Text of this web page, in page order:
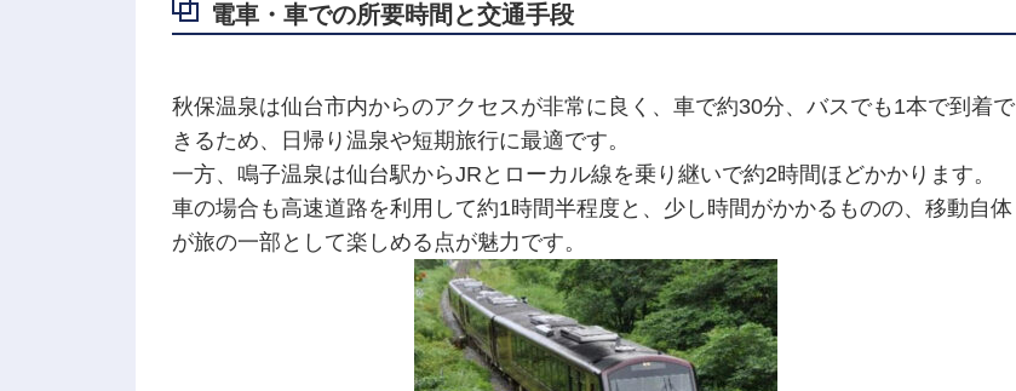
電車・車での所要時間と交通手段
秋保温泉は仙台市内からのアクセスが非常に良く、車で約30分、バスでも1本で到着で
きるため、日帰り温泉や短期旅行に最適です。
一方、鳴子温泉は仙台駅からJRとローカル線を乗り継いで約2時間ほどかかります。
車の場合も高速道路を利用して約1時間半程度と、少し時間がかかるものの、移動自体
が旅の一部として楽しめる点が魅力です。